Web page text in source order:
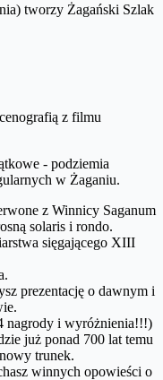
tworzy Żagański Szlak
z filmu
- podziemia
w Żaganiu.
z Winnicy Saganum
solaris i rondo.
sięgającego XIII
prezentację o dawnym i
nagrody i wyróżnienia!!!)
już ponad 700 lat temu
trunek.
winnych opowieści o